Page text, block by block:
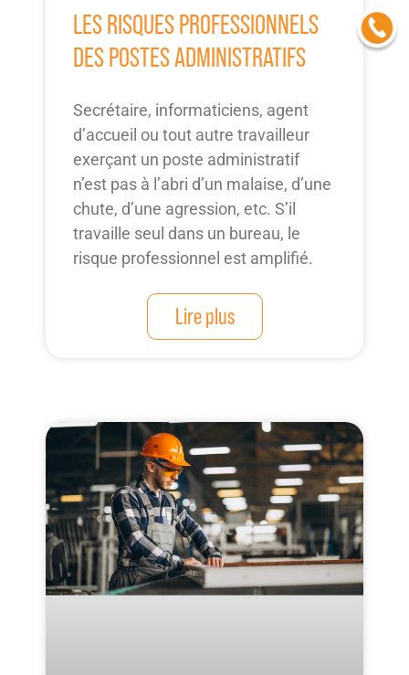
LES RISQUES PROFESSIONNELS
DES POSTES ADMINISTRATIFS
Secrétaire, informaticiens, agent
d’accueil ou tout autre travailleur
exerçant un poste administratif
n’est pas à l’abri d’un malaise, d’une
chute, d’une agression, etc. S’il
travaille seul dans un bureau, le
risque professionnel est amplifié.
Lire plus